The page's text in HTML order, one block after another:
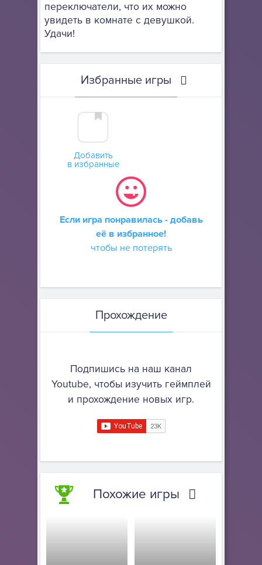
переключатели, что их можно
увидеть в комнате с девушкой.
Удачи!
Избранные игры
Добавить
в избранные
Если игра понравилась - добавь
её в избранное!
чтобы не потерять
Прохождение
Подпишись на наш канал
Youtube, чтобы изучить геймплей
и прохождение новых игр.
Похожие игры